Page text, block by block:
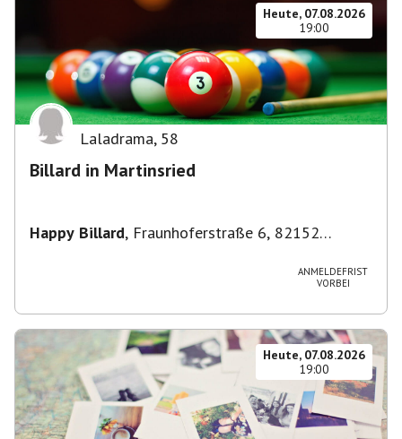
Heute, 07.08.2026
19:00
Laladrama, 58
Billard in Martinsried
Happy Billard, Fraunhoferstraße 6, 82152
ANMELDEFRIST
VORBEI
Heute, 07.08.2026
19:00